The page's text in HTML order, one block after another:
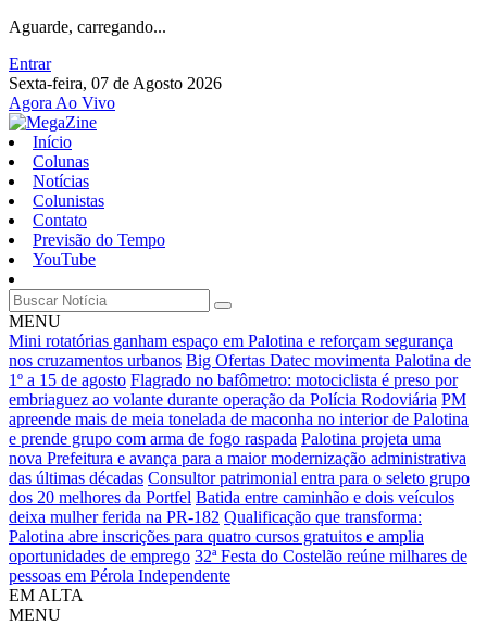
Aguarde, carregando...
Entrar
Sexta-feira, 07 de Agosto 2026
Agora Ao Vivo
Início
Colunas
Notícias
Colunistas
Contato
Previsão do Tempo
YouTube
MENU
Mini rotatórias ganham espaço em Palotina e reforçam segurança
nos cruzamentos urbanos Big Ofertas Datec movimenta Palotina de
1º a 15 de agosto Flagrado no bafômetro: motociclista é preso por
embriaguez ao volante durante operação da Polícia Rodoviária PM
apreende mais de meia tonelada de maconha no interior de Palotina
e prende grupo com arma de fogo raspada Palotina projeta uma
nova Prefeitura e avança para a maior modernização administrativa
das últimas décadas Consultor patrimonial entra para o seleto grupo
dos 20 melhores da Portfel Batida entre caminhão e dois veículos
deixa mulher ferida na PR-182 Qualificação que transforma:
Palotina abre inscrições para quatro cursos gratuitos e amplia
oportunidades de emprego 32ª Festa do Costelão reúne milhares de
pessoas em Pérola Independente
EM ALTA
MENU